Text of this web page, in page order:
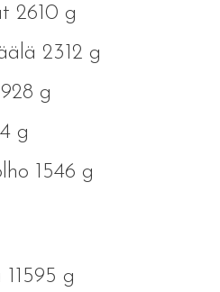
2610 g
2312 g
g
g
1546 g
g